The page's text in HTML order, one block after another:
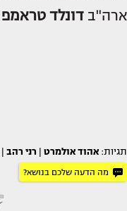
ארה"ב דונלד טראמפ
תגיות: אהוד אולמרט רני רהב
מה הדעה שלכם בנושא?